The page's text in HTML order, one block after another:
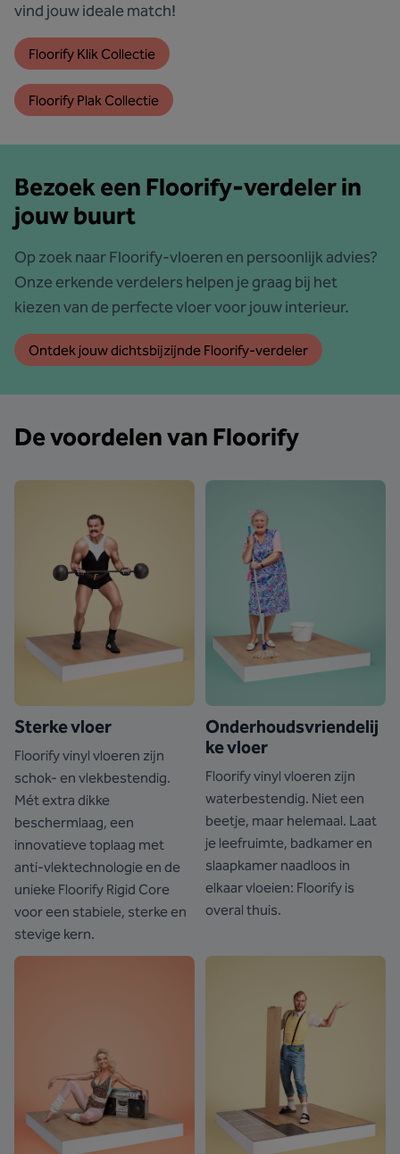
vind jouw ideale match!
Floorify Klik Collectie
Floorify Plak Collectie
Bezoek een Floorify-verdeler in
jouw buurt
Op zoek naar Floorify-vloeren en persoonlijk advies?
Onze erkende verdelers helpen je graag bij het
kiezen van de perfecte vloer voor jouw interieur.
Ontdek jouw dichtsbijzijnde Floorify-verdeler
De voordelen van Floorify
Sterke vloer
Floorify vinyl vloeren zijn
schok- en vlekbestendig.
Mét extra dikke
beschermlaag, een
innovatieve toplaag met
anti-vlektechnologie en de
unieke Floorify Rigid Core
voor een stabiele, sterke en
stevige kern.
Onderhoudsvriendelij
ke vloer
Floorify vinyl vloeren zijn
waterbestendig. Niet een
beetje, maar helemaal. Laat
je leefruimte, badkamer en
slaapkamer naadloos in
elkaar vloeien: Floorify is
overal thuis.